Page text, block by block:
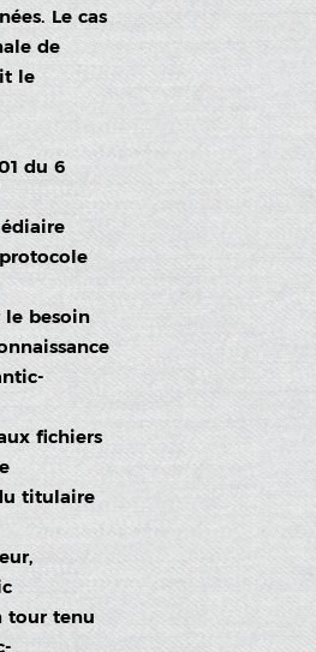
Le cas
de
le
du 6
besoin
fichiers
titulaire
tour tenu